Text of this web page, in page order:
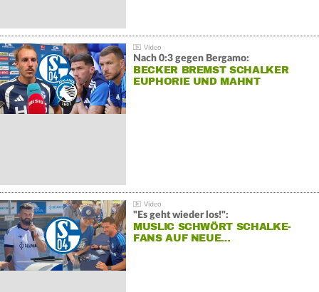
Nach 0:3 gegen Bergamo:
BECKER BREMST SCHALKER
EUPHORIE UND MAHNT
"Es geht wieder los!":
MUSLIC SCHWÖRT SCHALKE-
FANS AUF NEUE…